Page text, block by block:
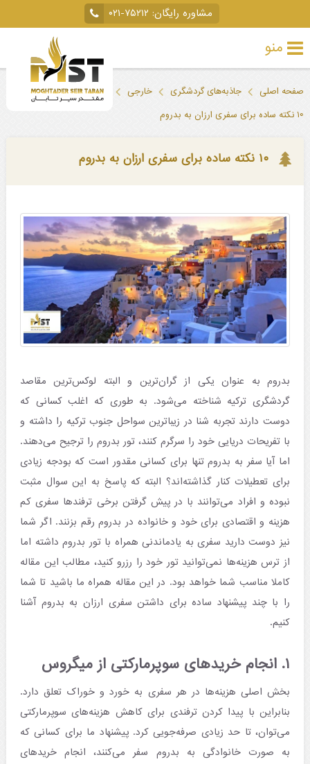
مشاوره رایگان: ۰۲۱-۷۵۲۱۲
منو
داخلی
آخری
جاذبه‌های
گردشگری
صفحه اصلی جاذبه‌های گردشگری خارجی ترکیه
بدروم
۱۰ نکته ساده برای سفری ارزان به بدروم
۱۰ نکته ساده برای سفری ارزان به بدروم
بدروم به عنوان یکی از گران‌ترین و البته لوکس‌ترین مقاصد
گردشگری ترکیه شناخته می‌شود. به طوری که اغلب کسانی که
دوست دارند تجربه شنا در زیباترین سواحل جنوب ترکیه را داشته و
با تفریحات دریایی خود را سرگرم‌ کنند، تور بدروم را ترجیح می‌دهند.
اما آیا سفر به بدروم تنها برای کسانی مقدور است که بودجه زیادی
برای تعطیلات کنار گذاشته‌اند؟ البته که پاسخ به این سوال مثبت
نبوده و افراد می‌توانند با در پیش گرفتن برخی ترفندها سفری کم
هزینه و اقتصادی برای خود و خانواده در بدروم رقم بزنند. اگر شما
نیز دوست دارید سفری به یادماندنی همراه با تور بدروم داشته اما
از ترس هزینه‌ها نمی‌‌توانید تور خود را رزرو کنید، مطالب این مقاله
کاملا مناسب شما خواهد بود. در این مقاله همراه ما باشید تا شما
را با چند پیشنهاد ساده برای داشتن سفری ارزان به بدروم آشنا
کنیم.
۱. انجام خریدهای سوپرمارکتی از میگروس
بخش اصلی هزینه‌ها در هر سفری به خورد و خوراک تعلق دارد.
بنابراین با پیدا کردن ترفندی برای کاهش هزینه‌های سوپرمارکتی
می‌توان، تا حد زیادی صرفه‌جویی کرد. پیشنهاد ما برای کسانی که
به صورت خانوادگی به بدروم سفر می‌کنند، انجام خریدهای